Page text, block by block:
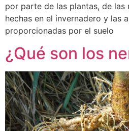
por parte de las plantas, de las
hechas en el invernadero y las
proporcionadas por el suelo
¿Qué son los